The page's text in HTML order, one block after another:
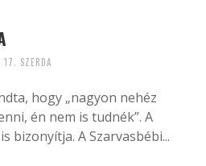
SZERDA
hogy „nagyon nehéz
én nem is tudnék”. A
bizonyítja. A Szarvasbébi...